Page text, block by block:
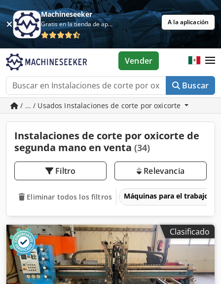
Machineseeker
Gratis en la tienda de aplicaciones A la aplicación
Buscar
Vender
/ ... / Usados Instalaciones de corte por oxicorte
Instalaciones de corte por oxicorte de
segunda mano en venta (34)
Filtro Relevancia
Eliminar todos los filtros Máquinas para el trabajo
Clasificado